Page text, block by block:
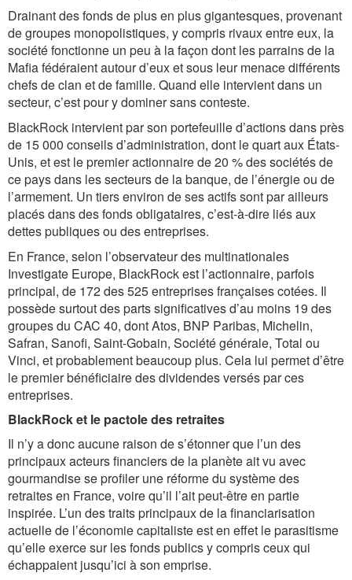
Drainant des fonds de plus en plus gigantesques, provenant
de groupes monopolistiques, y compris rivaux entre eux, la
société fonctionne un peu à la façon dont les parrains de la
Mafia fédéraient autour d’eux et sous leur menace différents
chefs de clan et de famille. Quand elle intervient dans un
secteur, c’est pour y dominer sans conteste.
BlackRock intervient par son portefeuille d’actions dans près
de 15 000 conseils d’administration, dont le quart aux États-
Unis, et est le premier actionnaire de 20 % des sociétés de
ce pays dans les secteurs de la banque, de l’énergie ou de
l’armement. Un tiers environ de ses actifs sont par ailleurs
placés dans des fonds obligataires, c’est-à-dire liés aux
dettes publiques ou des entreprises.
En France, selon l’observateur des multinationales
Investigate Europe, BlackRock est l’actionnaire, parfois
principal, de 172 des 525 entreprises françaises cotées. Il
possède surtout des parts significatives d’au moins 19 des
groupes du CAC 40, dont Atos, BNP Paribas, Michelin,
Safran, Sanofi, Saint-Gobain, Société générale, Total ou
Vinci, et probablement beaucoup plus. Cela lui permet d’être
le premier bénéficiaire des dividendes versés par ces
entreprises.
BlackRock et le pactole des retraites
Il n’y a donc aucune raison de s’étonner que l’un des
principaux acteurs financiers de la planète ait vu avec
gourmandise se profiler une réforme du système des
retraites en France, voire qu’il l’ait peut-être en partie
inspirée. L’un des traits principaux de la financiarisation
actuelle de l’économie capitaliste est en effet le parasitisme
qu’elle exerce sur les fonds publics y compris ceux qui
échappaient jusqu’ici à son emprise.